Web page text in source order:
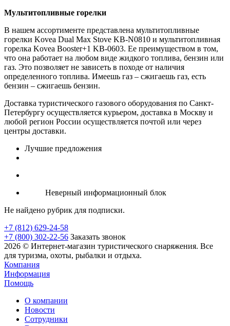
Мультитопливные горелки
В нашем ассортименте представлена мультитопливные
горелки Kovea Dual Max Stove KB-N0810 и мультитопливная
горелка Kovea Booster+1 KB-0603. Ее преимуществом в том,
что она работает на любом виде жидкого топлива, бензин или
газ. Это позволяет не зависеть в походе от наличия
определенного топлива. Имеешь газ – сжигаешь газ, есть
бензин – сжигаешь бензин.
Доставка туристического газового оборудования по Санкт-
Петербургу осуществляется курьером, доставка в Москву и
любой регион России осуществляется почтой или через
центры доставки.
Лучшие предложения
Неверный информационный блок
Не найдено рубрик для подписки.
+7 (812) 629-24-58
+7 (800) 302-22-56 Заказать звонок
2026 © Интернет-магазин туристического снаряжения. Все
для туризма, охоты, рыбалки и отдыха.
Компания
Информация
Помощь
О компании
Новости
Сотрудники